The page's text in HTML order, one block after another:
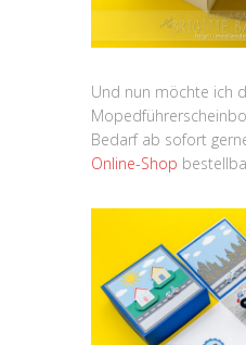
Und nun möchte ich
Bedarf ab sofort
Online-Shop